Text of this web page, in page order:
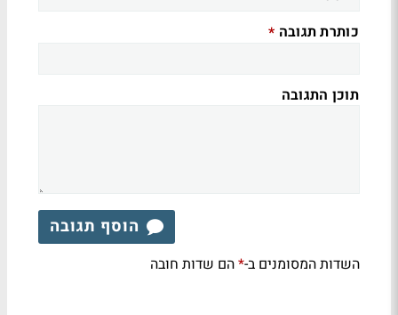
כותרת תגובה *
תוכן התגובה
הוסף תגובה
השדות המסומנים ב-*הם שדות חובה